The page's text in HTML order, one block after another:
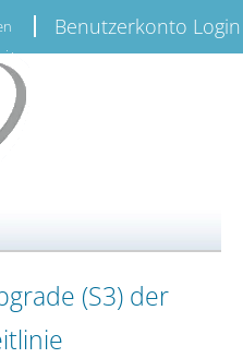
Benutzerkonto Login
(S3) der